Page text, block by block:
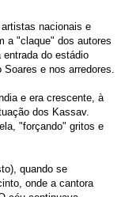
nacionais e
a "claque" dos autores
do estádio
e nos arredores.
e era crescente, à
dos Kassav.
"forçando" gritos e
quando se
onde a cantora